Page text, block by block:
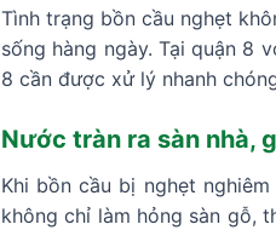
Tình trạng bồn cầu nghẹt
sống hàng ngày. Tại quận 8
8 cần được xử lý nhanh
Nước tràn ra sàn nhà,
Khi bồn cầu bị nghẹt
không chỉ làm hỏng sàn gỗ,